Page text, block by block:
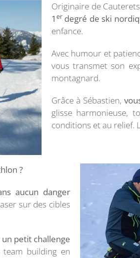
Originaire de
1 er degré de ski
enfance.
Avec humour et
vous transmet son
montagnard.
Grâce à Sébastien,
glisse harmonieuse,
conditions et au relief.
?
aucun danger
sur des cibles
petit challenge
building en